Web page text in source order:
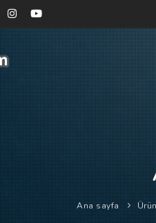
Ana sayfa